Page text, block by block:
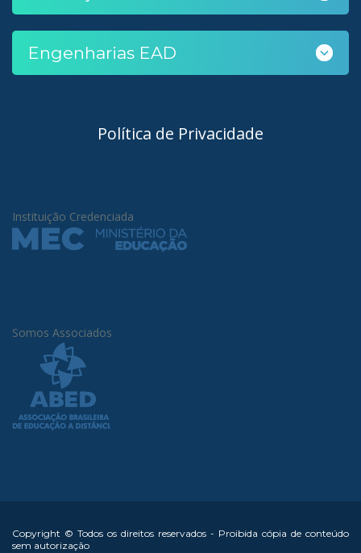
Engenharias EAD
Política de Privacidade
Instituição Credenciada
Somos Associados
Copyright © Todos os direitos reservados - Proibida cópia de conteúdo
sem autorização